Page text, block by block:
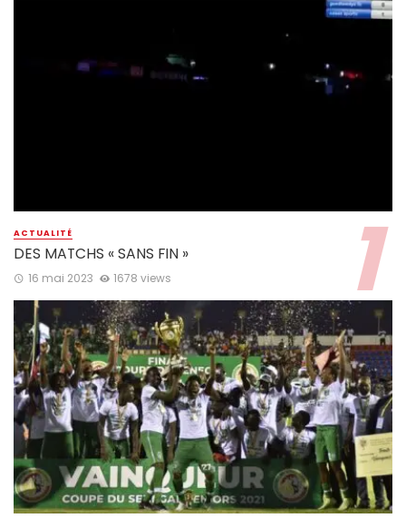
ACTUALITÉ
DES MATCHS « SANS FIN »
16 mai 2023 1678 views